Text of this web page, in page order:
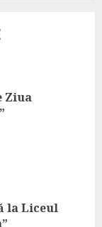
Ziua
la Liceul